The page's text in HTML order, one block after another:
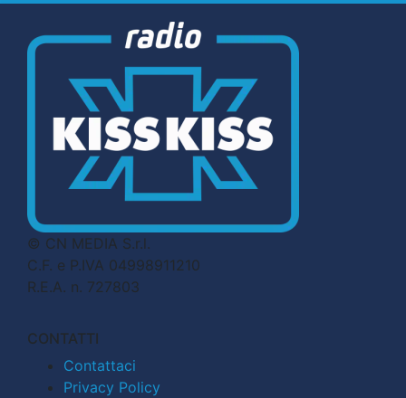
© CN MEDIA S.r.l.
C.F. e P.IVA 04998911210
R.E.A. n. 727803
CONTATTI
Contattaci
Privacy Policy